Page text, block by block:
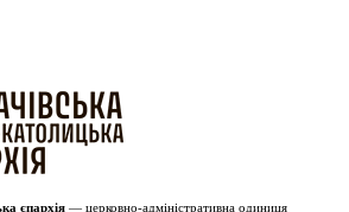
єпархія — церковно-адміністративна одиниця